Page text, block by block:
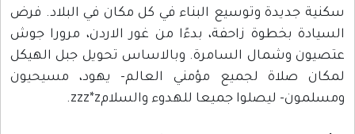
سكنية جديدة وتوسيع البناء في كل مكان في البلاد. فرض
السيادة بخطوة زاحفة، بدءًا من غور الاردن، مرورا جوش
عتصيون وشمال السامرة. وبالاساس تحويل جبل الهيكل
لمكان صلاة لجميع مؤمني العالم- يهود، مسيحيون
ومسلمون- ليصلوا جميعا للهدوء والسلامzzz*z.